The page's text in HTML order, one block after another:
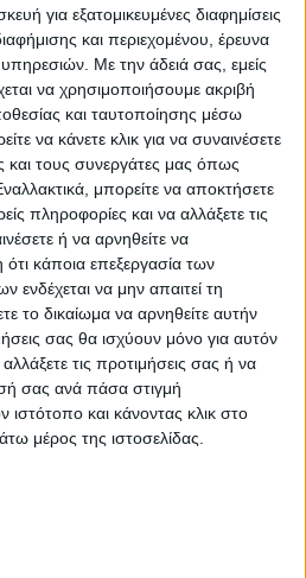
για εξατομικευμένες διαφημίσεις
και περιεχομένου, έρευνα
Με την άδειά σας, εμείς
να χρησιμοποιήσουμε ακριβή
και ταυτοποίησης μέσω
να κάνετε κλικ για να συναινέσετε
και τους συνεργάτες μας όπως
μπορείτε να αποκτήσετε
πληροφορίες και να αλλάξετε τις
ή να αρνηθείτε να
κάποια επεξεργασία των
να μην απαιτεί τη
το δικαίωμα να αρνηθείτε αυτήν
σας θα ισχύουν μόνο για αυτόν
τις προτιμήσεις σας ή να
σας ανά πάσα στιγμή
ιστότοπο και κάνοντας κλικ στο
μέρος της ιστοσελίδας.
ΑΓΩΝ
Πρωινή Εφημερίδα της Καρδίτσας